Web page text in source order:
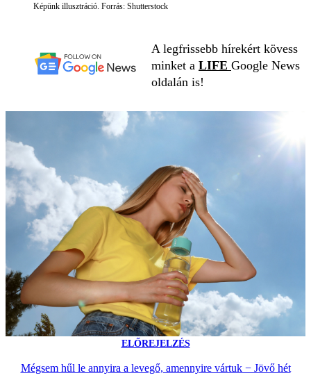
Képünk illusztráció. Forrás: Shutterstock
A legfrissebb hírekért kövess
minket a LIFE Google News
oldalán is!
ELŐREJELZÉS
Mégsem hűl le annyira a levegő, amennyire vártuk − Jövő hét